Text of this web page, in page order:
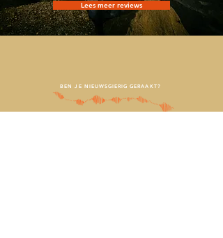
Lees meer reviews
BEN JE NIEUWSGIERIG GERAAKT?